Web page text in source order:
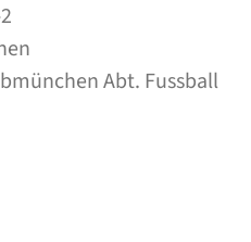
Abt. Fussball